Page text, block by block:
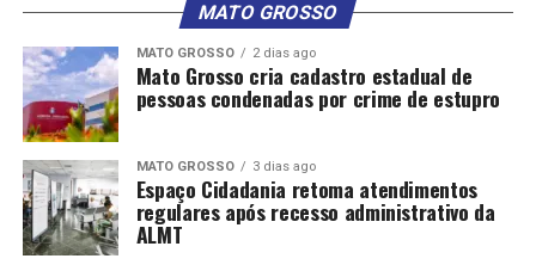
MATO GROSSO
MATO GROSSO 2 dias ago
Mato Grosso cria cadastro estadual de
pessoas condenadas por crime de estupro
MATO GROSSO 3 dias ago
Espaço Cidadania retoma atendimentos
regulares após recesso administrativo da
ALMT